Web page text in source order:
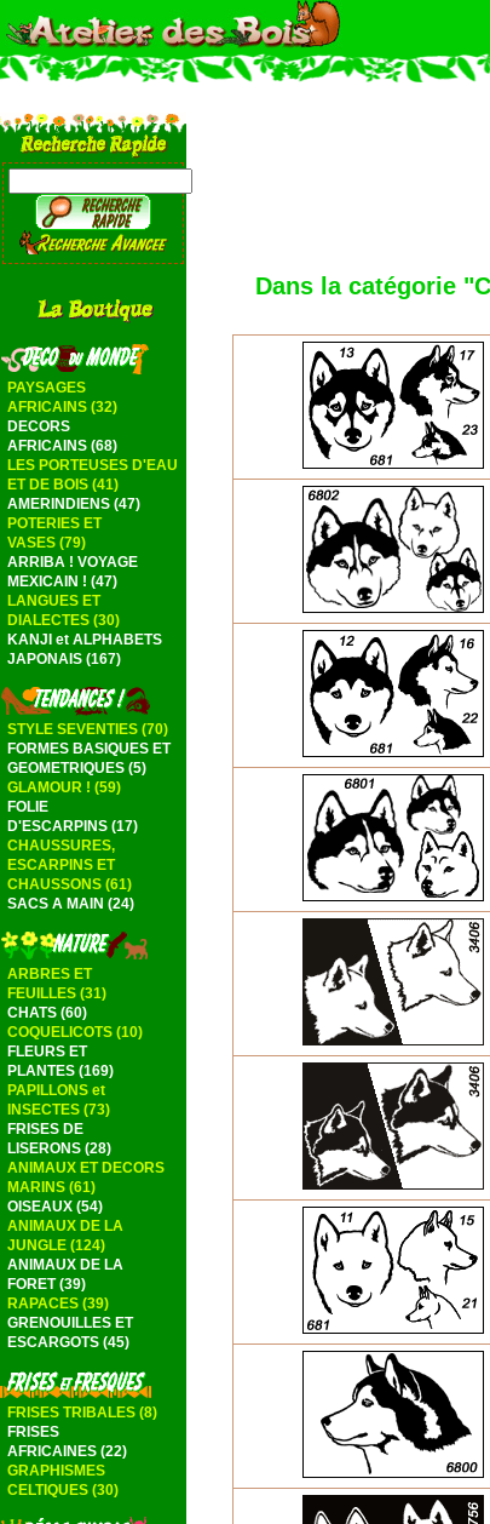
PAYSAGES
AFRICAINS (32)
DECORS
AFRICAINS (68)
LES PORTEUSES D'EAU
ET DE BOIS (41)
AMERINDIENS (47)
POTERIES ET
VASES (79)
ARRIBA ! VOYAGE
MEXICAIN ! (47)
LANGUES ET
DIALECTES (30)
KANJI et ALPHABETS
JAPONAIS (167)
STYLE SEVENTIES (70)
FORMES BASIQUES ET
GEOMETRIQUES (5)
GLAMOUR ! (59)
FOLIE
D'ESCARPINS (17)
CHAUSSURES,
ESCARPINS ET
CHAUSSONS (61)
SACS A MAIN (24)
ARBRES ET
FEUILLES (31)
CHATS (60)
COQUELICOTS (10)
FLEURS ET
PLANTES (169)
PAPILLONS et
INSECTES (73)
FRISES DE
LISERONS (28)
ANIMAUX ET DECORS
MARINS (61)
OISEAUX (54)
ANIMAUX DE LA
JUNGLE (124)
ANIMAUX DE LA
FORET (39)
RAPACES (39)
GRENOUILLES ET
ESCARGOTS (45)
FRISES TRIBALES (8)
FRISES
AFRICAINES (22)
GRAPHISMES
CELTIQUES (30)
Dans la catégorie